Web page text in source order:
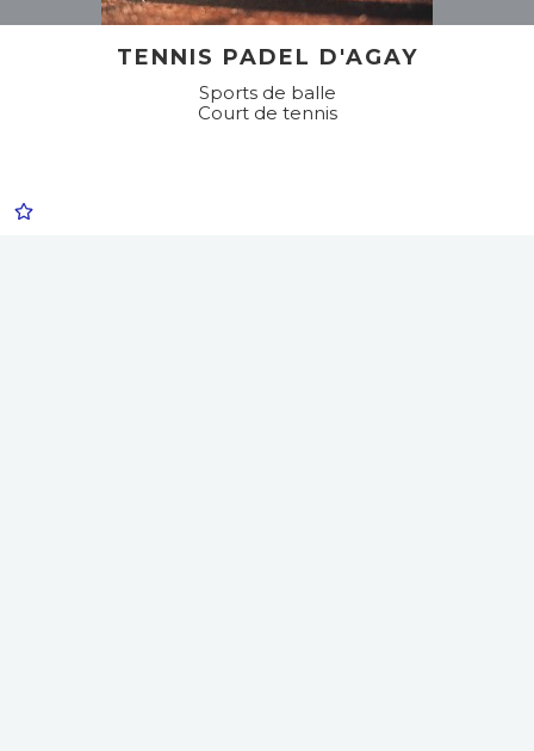
TENNIS PADEL D'AGAY
Sports de balle
Court de tennis